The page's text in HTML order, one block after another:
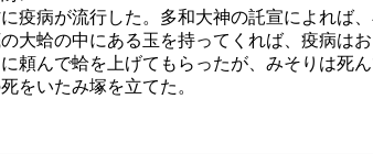
疫病が流行した。多和大神の託宣によれば
大蛤の中にある玉を持ってくれば、疫病は
頼んで蛤を上げてもらったが、みそりは死
をいたみ塚を立てた。